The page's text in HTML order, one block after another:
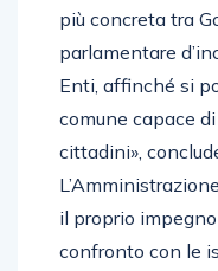
più concreta tra
parlamentare
Enti, affinché si
comune capace
cittadini»,
il proprio
confronto con le